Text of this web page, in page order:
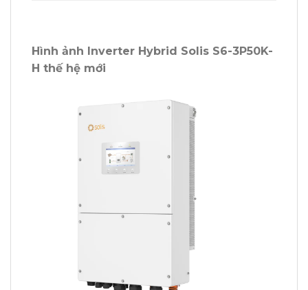
Hình ảnh Inverter Hybrid Solis S6-3P50K-
H thế hệ mới